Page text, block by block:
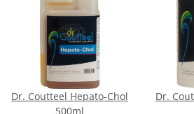
Dr. Coutteel Hepato-Chol
500ml
Dr.